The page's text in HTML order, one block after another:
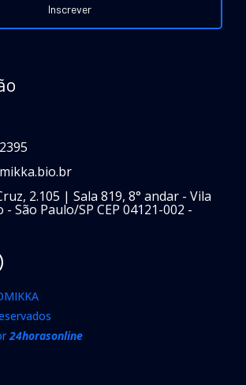
2.105 | Sala 819, 8° andar - Vila
São Paulo/SP CEP 04121-002 -
24horasonline